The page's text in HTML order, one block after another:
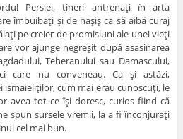
Persiei, tineri antrenaţi în arta
îmbuibaţi şi de haşiş ca să aibă curaj
pe creier de promisiuni ale unei vieţi
vor ajunge negreşit după asasinarea
Teheranului sau Damascului,
care nu conveneau. Ca şi astăzi,
ismaieliţilor, cum mai erau cunoscuţi, le
avea tot ce îşi doresc, curios fiind că
spun sursele vremii, la a fi înconjuraţi
cel mai bun.